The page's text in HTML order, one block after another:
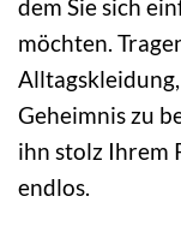
dem Sie sich
möchten.
Geheimnis zu
ihn stolz Ihrem
endlos.